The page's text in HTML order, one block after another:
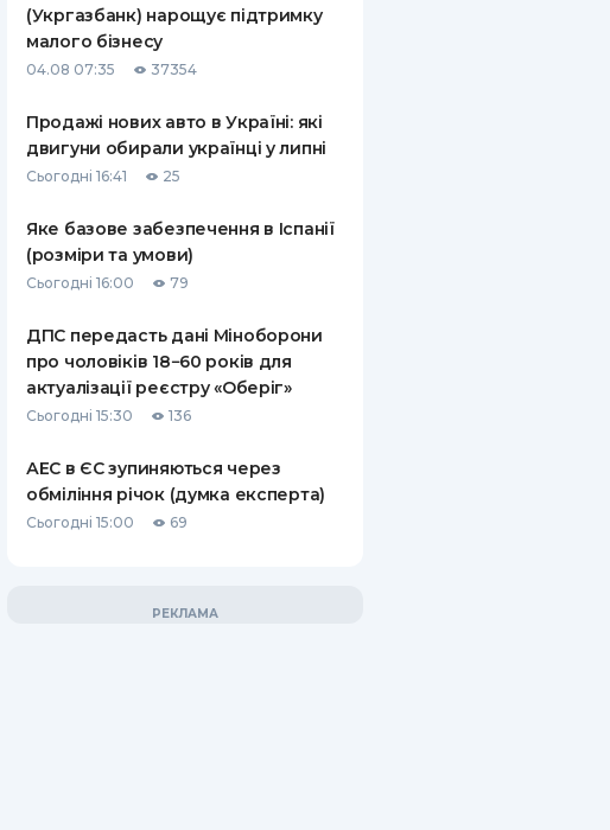
ПУТІВНИКИ ПО
СТРАХОВІ КОМПАНІЇ
КОМПАНІЇ
ДОСТАВКА І ОПЛАТА
(Укргазбанк) нарощує підтримку
малого бізнесу
04.08 07:35 37354
Продажі нових авто в Україні: які
двигуни обирали українці у липні
Сьогодні 16:41 25
Яке базове забезпечення в Іспанії
(розміри та умови)
Сьогодні 16:00 79
ДПС передасть дані Міноборони
про чоловіків 18−60 років для
актуалізації реєстру «Оберіг»
Сьогодні 15:30 136
АЕС в ЄС зупиняються через
обміління річок (думка експерта)
Сьогодні 15:00 69